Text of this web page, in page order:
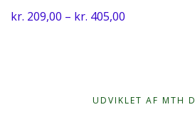
kr. 209,00 – kr. 405,00
UDVIKLET AF MTH